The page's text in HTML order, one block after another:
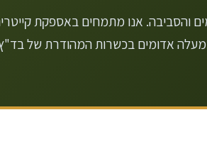
והסביבה. אנו מתמחים באספקת
אדומים בכשרות המהודרת של